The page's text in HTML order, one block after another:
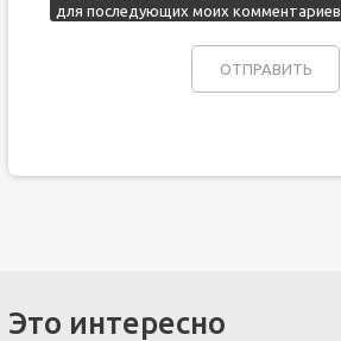
для последующих моих комментариев.
Это интересно